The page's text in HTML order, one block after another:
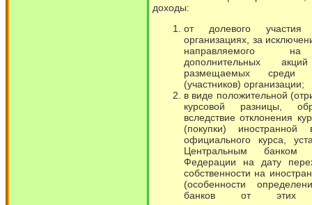
доходы:
от долевого
организациях, за
направляемого
дополнительных
размещаемых среди
(участников) организации;
в виде положительной
курсовой разницы,
вследствие отклонения
(покупки)
официального курса,
Центральным банком
Федерации на дату
собственности на
(особенности
банков от этих